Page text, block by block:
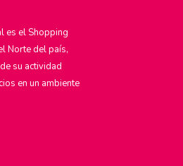
es el Shopping
Norte del país,
su actividad
en un ambiente